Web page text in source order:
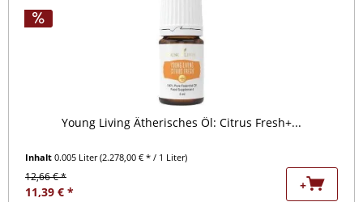
Young Living Ätherisches Öl: Citrus Fresh+...
Inhalt 0.005 Liter(2.278,00 € * / 1 Liter)
12,66 € *
11,39 € * +